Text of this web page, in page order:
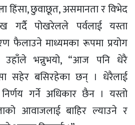
हिंसा, छुवाछूत, असमानता र विभेद
गर्दै पोखरेलले पर्वलाई यस्ता
फैलाउने माध्यमका रूपमा प्रयोग
उहाँले भन्नुभयो, “आज पनि धेरै
सहेर बसिरहेका छन् । धेरैलाई
गर्ने अधिकार छैन । यस्तो
आवाजलाई बाहिर ल्याउने र